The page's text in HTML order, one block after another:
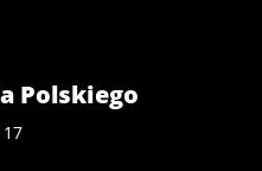
Polskiego